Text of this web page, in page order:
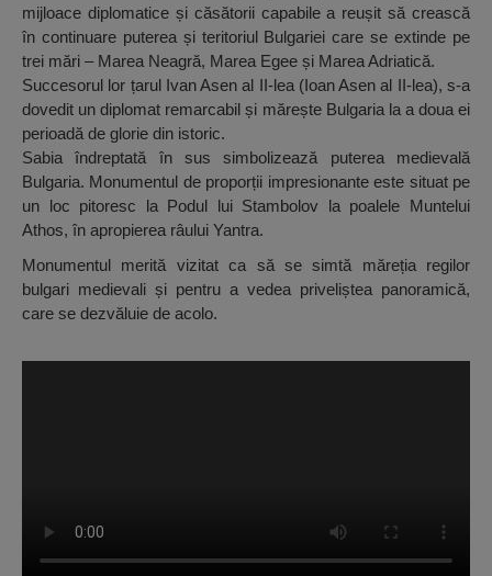
mijloace diplomatice și căsătorii capabile a reușit să crească
în continuare puterea și teritoriul Bulgariei care se extinde pe
trei mări – Marea Neagră, Marea Egee și Marea Adriatică.
Succesorul lor țarul Ivan Asen al II-lea (Ioan Asen al II-lea), s-a
dovedit un diplomat remarcabil și mărește Bulgaria la a doua ei
perioadă de glorie din istoric.
Sabia îndreptată în sus simbolizează puterea medievală
Bulgaria. Monumentul de proporții impresionante este situat pe
un loc pitoresc la Podul lui Stambolov la poalele Muntelui
Athos, în apropierea râului Yantra.
Monumentul merită vizitat ca să se simtă măreția regilor
bulgari medievali și pentru a vedea priveliștea panoramică,
care se dezvăluie de acolo.